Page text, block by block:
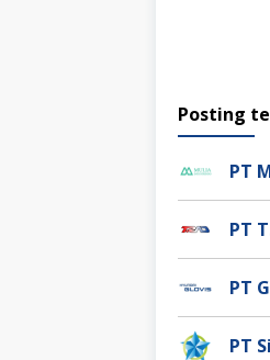
Posting
PT
PT
PT
PT